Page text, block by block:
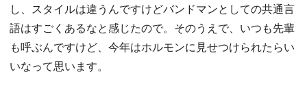
し、スタイルは違うんですけどバンドマンとしての共通言
語はすごくあるなと感じたので。そのうえで、いつも先輩
も呼ぶんですけど、今年はホルモンに見せつけられたらい
いなって思います。